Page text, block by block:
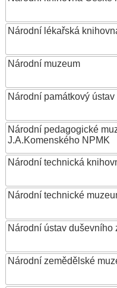
Národní lékařská
Národní muzeum
Národní památkový ústav
Národní pedagogické
J.A.Komenského NPMK
Národní technická
Národní technické
Národní ústav duševního
Národní zemědělské